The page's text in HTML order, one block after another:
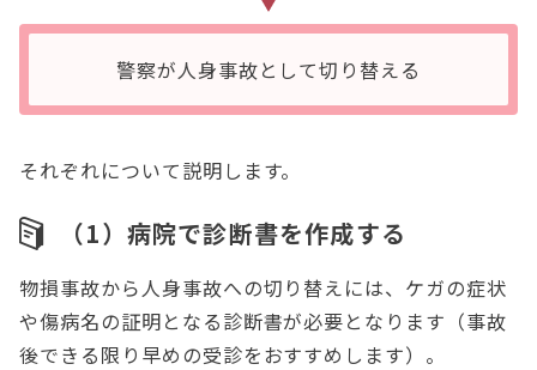
警察が人身事故として切り替える
それぞれについて説明します。
（1）病院で診断書を作成する
物損事故から人身事故への切り替えには、ケガの症状
や傷病名の証明となる診断書が必要となります（事故
後できる限り早めの受診をおすすめします）。